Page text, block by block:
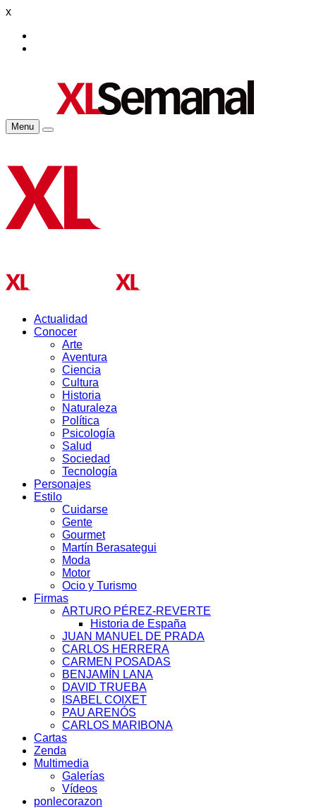
x
Menu
Actualidad
Conocer
Arte
Aventura
Ciencia
Cultura
Historia
Naturaleza
Política
Psicología
Salud
Sociedad
Tecnología
Personajes
Estilo
Cuidarse
Gente
Gourmet
Martín Berasategui
Moda
Motor
Ocio y Turismo
Firmas
ARTURO PÉREZ-REVERTE
Historia de España
JUAN MANUEL DE PRADA
CARLOS HERRERA
CARMEN POSADAS
BENJAMÍN LANA
DAVID TRUEBA
ISABEL COIXET
PAU ARENÓS
CARLOS MARIBONA
Cartas
Zenda
Multimedia
Galerías
Vídeos
ponlecorazon